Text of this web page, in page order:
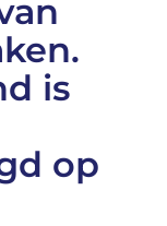
is
op